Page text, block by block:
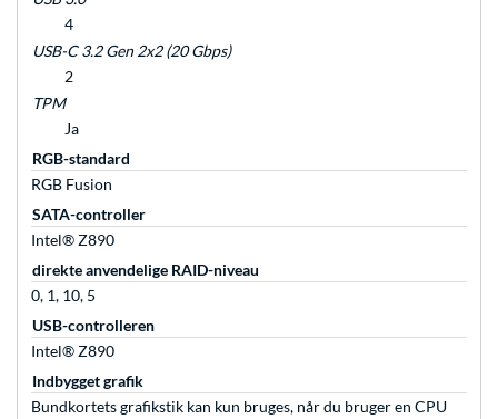
4
USB-C 3.2 Gen 2x2 (20 Gbps)
2
TPM
Ja
RGB-standard
RGB Fusion
SATA-controller
Intel® Z890
direkte anvendelige RAID-niveau
0, 1, 10, 5
USB-controlleren
Intel® Z890
Indbygget grafik
Bundkortets grafikstik kan kun bruges, når du bruger en CPU